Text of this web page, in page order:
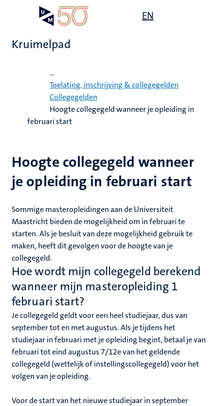
EN
Kruimelpad
...
Toelating, inschrijving & collegegelden
Collegegelden
Hoogte collegegeld wanneer je opleiding in
februari start
Hoogte collegegeld wanneer
je opleiding in februari start
Sommige masteropleidingen aan de Universiteit
Maastricht bieden de mogelijkheid om in februari te
starten. Als je besluit van deze mogelijkheid gebruik te
maken, heeft dit gevolgen voor de hoogte van je
collegegeld.
Hoe wordt mijn collegegeld berekend
wanneer mijn masteropleiding 1
februari start?
Je collegegeld geldt voor een heel studiejaar, dus van
september tot en met augustus. Als je tijdens het
studiejaar in februari met je opleiding begint, betaal je van
februari tot eind augustus 7/12e van het geldende
collegegeld (wettelijk of instellingscollegegeld) voor het
volgen van je opleiding.
Voor de start van het nieuwe studiejaar in september